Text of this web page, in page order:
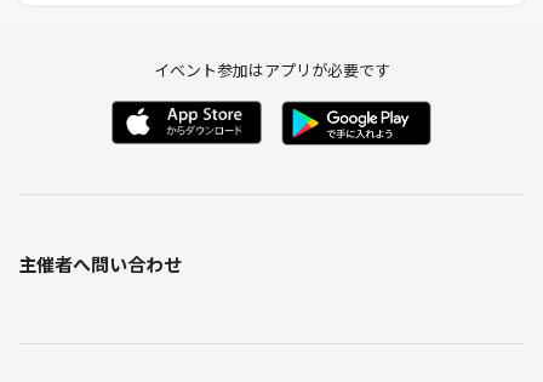
イベント参加はアプリが必要です
主催者へ問い合わせ